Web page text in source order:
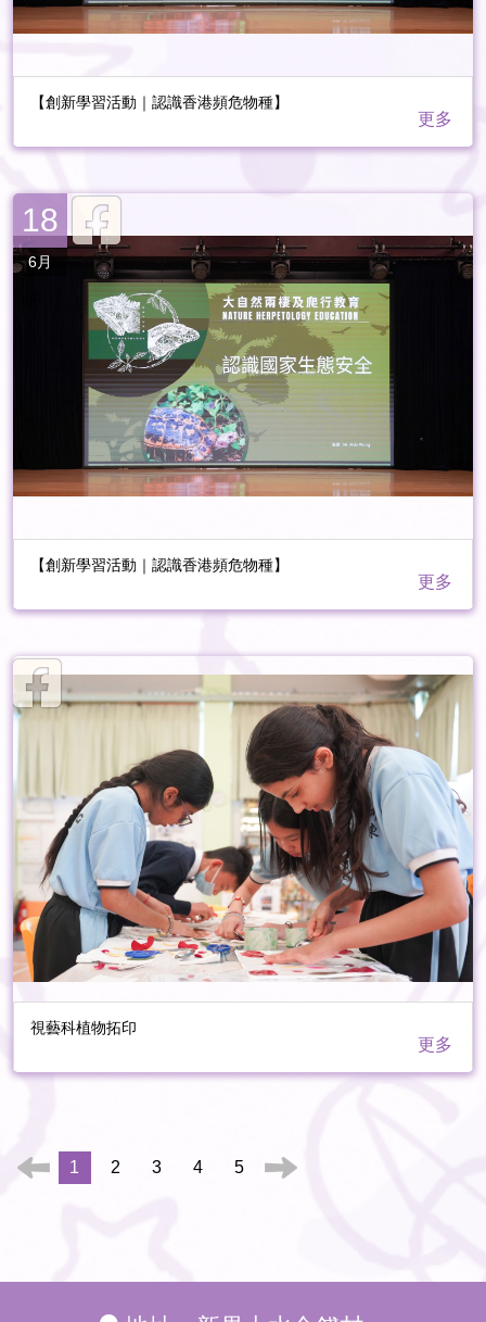
【創新學習活動｜認識香港頻危物種】
更多
18
6月
【創新學習活動｜認識香港頻危物種】
更多
視藝科植物拓印
更多
1 2 3 4 5